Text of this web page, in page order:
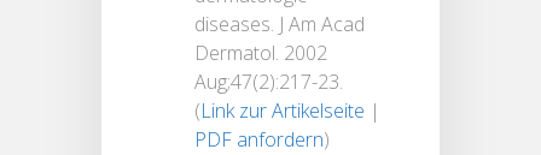
diseases. J Am Acad
Dermatol. 2002
Aug;47(2):217-23.
(Link zur Artikelseite |
PDF anfordern)